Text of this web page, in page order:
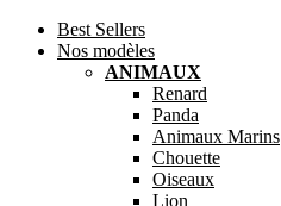
Best Sellers
Nos modèles
ANIMAUX
Renard
Panda
Animaux Marins
Chouette
Oiseaux
Lion